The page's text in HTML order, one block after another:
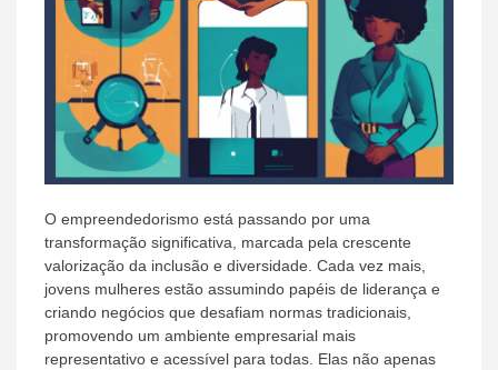
O empreendedorismo está passando por uma
transformação significativa, marcada pela crescente
valorização da inclusão e diversidade. Cada vez mais,
jovens mulheres estão assumindo papéis de liderança e
criando negócios que desafiam normas tradicionais,
promovendo um ambiente empresarial mais
representativo e acessível para todas. Elas não apenas